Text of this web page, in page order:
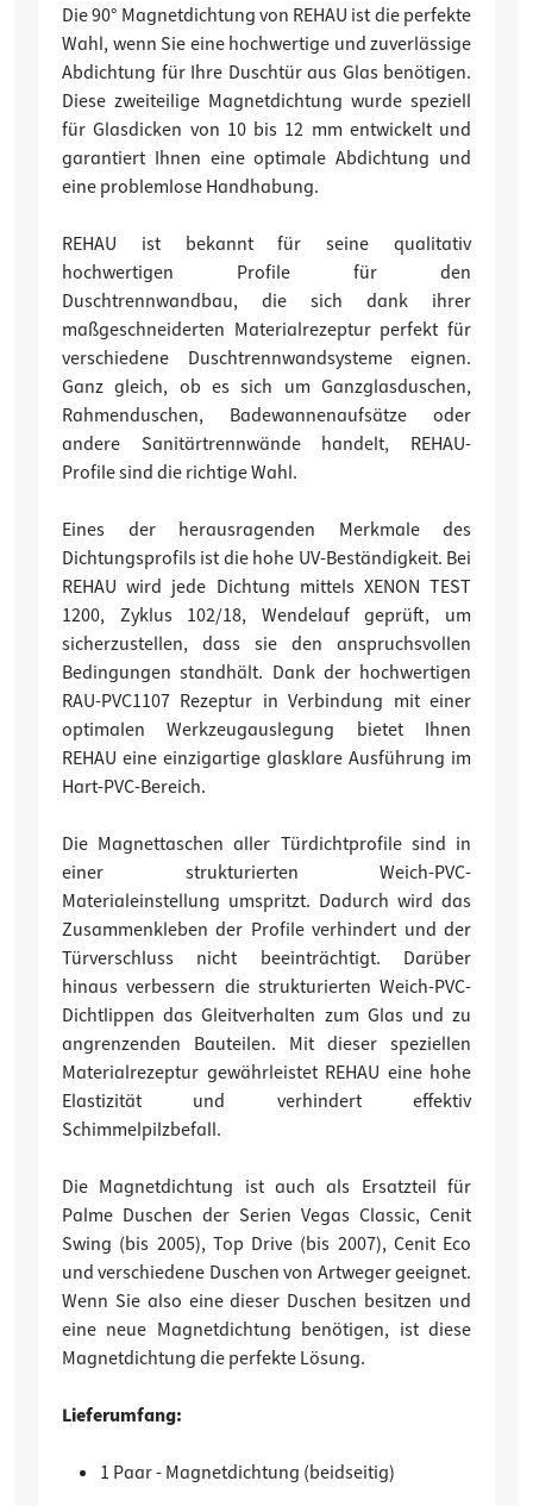
Die 90° Magnetdichtung von REHAU ist die perfekte
Wahl, wenn Sie eine hochwertige und zuverlässige
Abdichtung für Ihre Duschtür aus Glas benötigen.
Diese zweiteilige Magnetdichtung wurde speziell
für Glasdicken von 10 bis 12 mm entwickelt und
garantiert Ihnen eine optimale Abdichtung und
eine problemlose Handhabung.
REHAU ist bekannt für seine qualitativ
hochwertigen Profile für den
Duschtrennwandbau, die sich dank ihrer
maßgeschneiderten Materialrezeptur perfekt für
verschiedene Duschtrennwandsysteme eignen.
Ganz gleich, ob es sich um Ganzglasduschen,
Rahmenduschen, Badewannenaufsätze oder
andere Sanitärtrennwände handelt, REHAU-
Profile sind die richtige Wahl.
Eines der herausragenden Merkmale des
Dichtungsprofils ist die hohe UV-Beständigkeit. Bei
REHAU wird jede Dichtung mittels XENON TEST
1200, Zyklus 102/18, Wendelauf geprüft, um
sicherzustellen, dass sie den anspruchsvollen
Bedingungen standhält. Dank der hochwertigen
RAU-PVC1107 Rezeptur in Verbindung mit einer
optimalen Werkzeugauslegung bietet Ihnen
REHAU eine einzigartige glasklare Ausführung im
Hart-PVC-Bereich.
Die Magnettaschen aller Türdichtprofile sind in
einer strukturierten Weich-PVC-
Materialeinstellung umspritzt. Dadurch wird das
Zusammenkleben der Profile verhindert und der
Türverschluss nicht beeinträchtigt. Darüber
hinaus verbessern die strukturierten Weich-PVC-
Dichtlippen das Gleitverhalten zum Glas und zu
angrenzenden Bauteilen. Mit dieser speziellen
Materialrezeptur gewährleistet REHAU eine hohe
Elastizität und verhindert effektiv
Schimmelpilzbefall.
Die Magnetdichtung ist auch als Ersatzteil für
Palme Duschen der Serien Vegas Classic, Cenit
Swing (bis 2005), Top Drive (bis 2007), Cenit Eco
und verschiedene Duschen von Artweger geeignet.
Wenn Sie also eine dieser Duschen besitzen und
eine neue Magnetdichtung benötigen, ist diese
Magnetdichtung die perfekte Lösung.
Lieferumfang:
1 Paar - Magnetdichtung (beidseitig)